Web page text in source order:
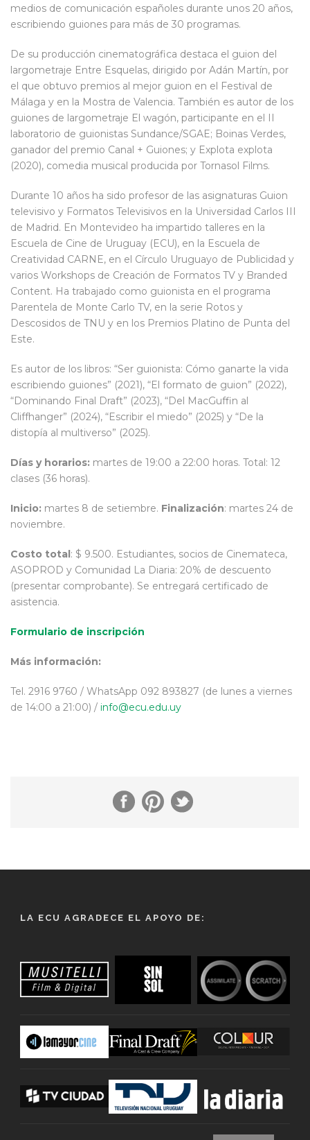
medios de comunicación españoles durante unos 20 años,
escribiendo guiones para más de 30 programas.
De su producción cinematográfica destaca el guion del
largometraje Entre Esquelas, dirigido por Adán Martín, por
el que obtuvo premios al mejor guion en el Festival de
Málaga y en la Mostra de Valencia. También es autor de los
guiones de largometraje El wagón, participante en el II
laboratorio de guionistas Sundance/SGAE; Boinas Verdes,
ganador del premio Canal + Guiones; y Explota explota
(2020), comedia musical producida por Tornasol Films.
Durante 10 años ha sido profesor de las asignaturas Guion
televisivo y Formatos Televisivos en la Universidad Carlos III
de Madrid. En Montevideo ha impartido talleres en la
Escuela de Cine de Uruguay (ECU), en la Escuela de
Creatividad CARNE, en el Círculo Uruguayo de Publicidad y
varios Workshops de Creación de Formatos TV y Branded
Content. Ha trabajado como guionista en el programa
Parentela de Monte Carlo TV, en la serie Rotos y
Descosidos de TNU y en los Premios Platino de Punta del
Este.
Es autor de los libros: “Ser guionista: Cómo ganarte la vida
escribiendo guiones” (2021), “El formato de guion” (2022),
“Dominando Final Draft” (2023), “Del MacGuffin al
Cliffhanger” (2024), “Escribir el miedo” (2025) y “De la
distopía al multiverso” (2025).
Días y horarios: martes de 19:00 a 22:00 horas. Total: 12
clases (36 horas).
Inicio: martes 8 de setiembre. Finalización: martes 24 de
noviembre.
Costo total: $ 9.500. Estudiantes, socios de Cinemateca,
ASOPROD y Comunidad La Diaria: 20% de descuento
(presentar comprobante). Se entregará certificado de
asistencia.
Formulario de inscripción
Más información:
Tel. 2916 9760 / WhatsApp 092 893827 (de lunes a viernes
de 14:00 a 21:00) / info@ecu.edu.uy
LA ECU AGRADECE EL APOYO DE: